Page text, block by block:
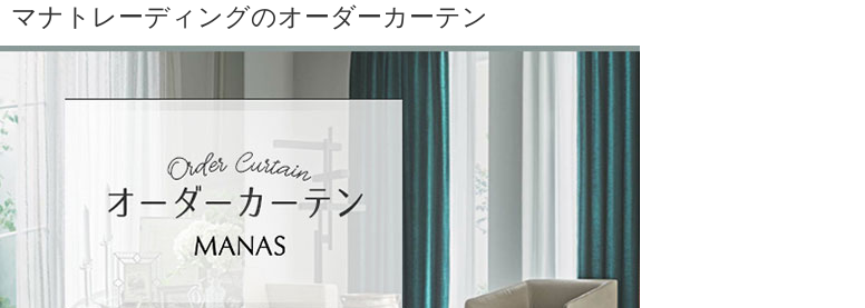
マナトレーディングのオーダーカーテン